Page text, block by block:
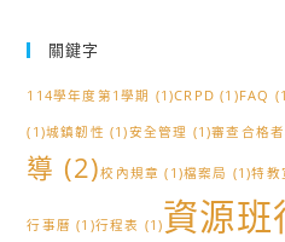
關鍵字
114學年度第1學期 (1)CRPD (1)FAQ
(1)城鎮韌性 (1)安全管理 (1)審查合格
導 (2)校內規章 (1)檔案局 (1)特教
行事曆 (1)行程表 (1)資源班